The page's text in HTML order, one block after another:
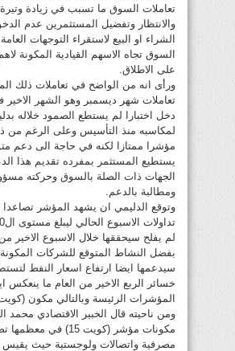
تعاملات السوق ما تسبب في زيادة
والانتظار وتفضيل المستثمرين عدم
الشراء او البيع لاستقراء التوجهات
السوق تجاه الاسهم القيادية المكونة
على الاطلاق.
ورأى انه من الواضح في تعاملات ذلك
تعاملات شهر ديسمبر وهو الشهر الاخير
دخل اختبارا لم يستطع الصمود خلاله
لمكاسبه منذ التأسيس وعلى الرغم من
مؤشرا ممتازا لكنه في حاجة الى دعم
يستطيع المستثمر بمفرده تقديم هذا
الجهات ذات الصلة بالسوق وحركته
ومطالبة بالدعم.
وتوقع الدليمي ان يشهد المؤشر تصاعدا
لم يفلح سيحققها خلال الاسبوع الاخير
بفضل النشاط المتوقع للشركات المكونة
سيدعمها ايضا ارتفاع اسعار النفط
خسائر الربع الاخير من العام ما ينعكس
المؤشرات الرئيسة وبالتالي مكون (كويت
ومن ناحيته قال الخبير الاقتصادي محمد
مكونات مؤشر (كويت 15) في
مصرفية واتصالات ولوجستية حيث يقيس